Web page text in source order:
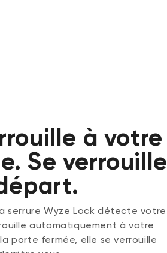
à votre
Se verrouille
serrure Wyze Lock détecte votre
automatiquement à votre
porte fermée, elle se verrouille